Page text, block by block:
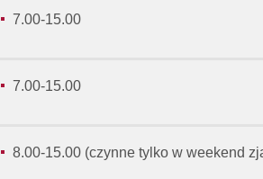
7.00-15.00
7.00-15.00
8.00-15.00 (czynne tylko w weekend